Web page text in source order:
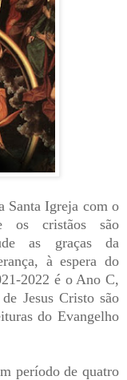
Santa Igreja com o
os cristãos são
as graças da
à espera do
2022 é o Ano C,
Jesus Cristo são
do Evangelho
período de quatro